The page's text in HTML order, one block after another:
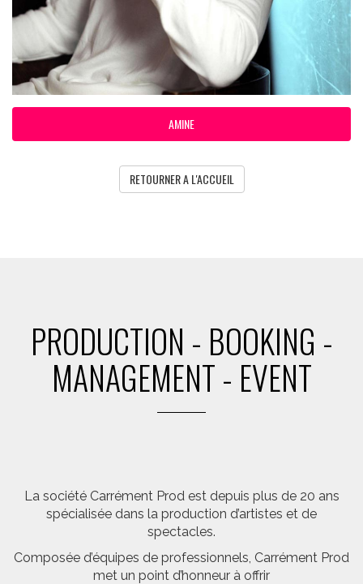
AMINE
RETOURNER A L'ACCUEIL
PRODUCTION - BOOKING -
MANAGEMENT - EVENT
La société Carrément Prod est depuis plus de 20 ans
spécialisée dans la production d’artistes et de
spectacles.
Composée d’équipes de professionnels, Carrément Prod
met un point d’honneur à offrir